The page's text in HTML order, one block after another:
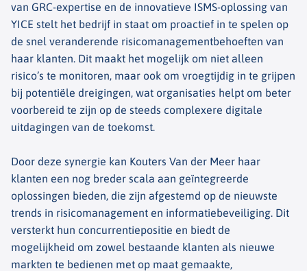
van GRC-expertise en de innovatieve ISMS-oplossing van
YICE stelt het bedrijf in staat om proactief in te spelen op
de snel veranderende risicomanagementbehoeften van
haar klanten. Dit maakt het mogelijk om niet alleen
risico’s te monitoren, maar ook om vroegtijdig in te grijpen
bij potentiële dreigingen, wat organisaties helpt om beter
voorbereid te zijn op de steeds complexere digitale
uitdagingen van de toekomst.
Door deze synergie kan Kouters Van der Meer haar
klanten een nog breder scala aan geïntegreerde
oplossingen bieden, die zijn afgestemd op de nieuwste
trends in risicomanagement en informatiebeveiliging. Dit
versterkt hun concurrentiepositie en biedt de
mogelijkheid om zowel bestaande klanten als nieuwe
markten te bedienen met op maat gemaakte,